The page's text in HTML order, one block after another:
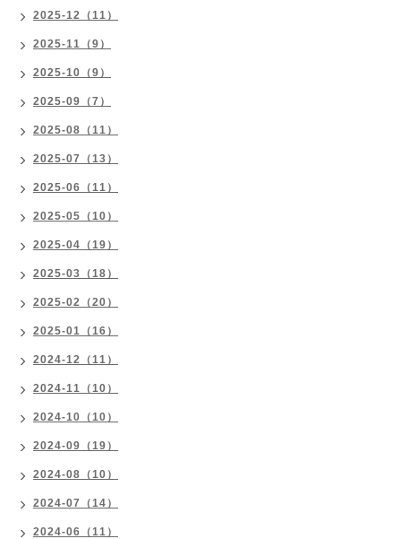
2025-12（11）
2025-11（9）
2025-10（9）
2025-09（7）
2025-08（11）
2025-07（13）
2025-06（11）
2025-05（10）
2025-04（19）
2025-03（18）
2025-02（20）
2025-01（16）
2024-12（11）
2024-11（10）
2024-10（10）
2024-09（19）
2024-08（10）
2024-07（14）
2024-06（11）